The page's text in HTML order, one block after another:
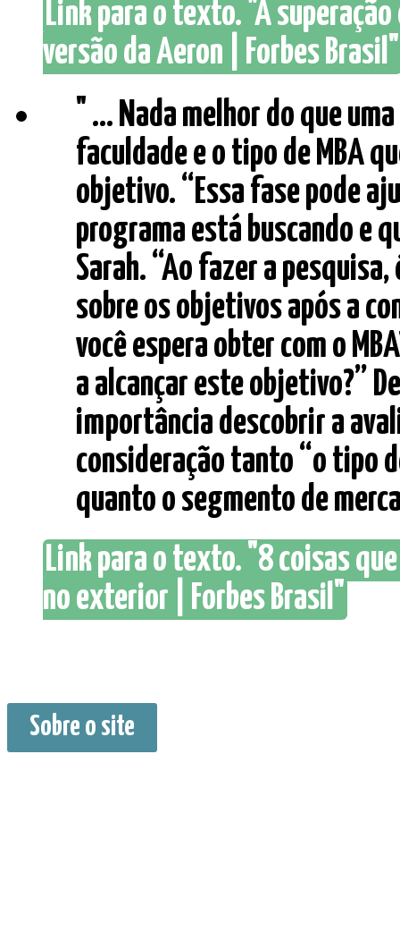
Link para o texto. "A
versão da Aeron | Forbes Brasil"
" ... Nada melhor do que
faculdade e o tipo de MBA
objetivo. “Essa fase pode
programa está buscando e
Sarah. “Ao fazer a
sobre os objetivos após a
você espera obter com o
a alcançar este objetivo?”
importância descobrir a
consideração tanto “o tipo
quanto o segmento de
Link para o texto. "8 coisas
no exterior | Forbes Brasil"
Sobre o site